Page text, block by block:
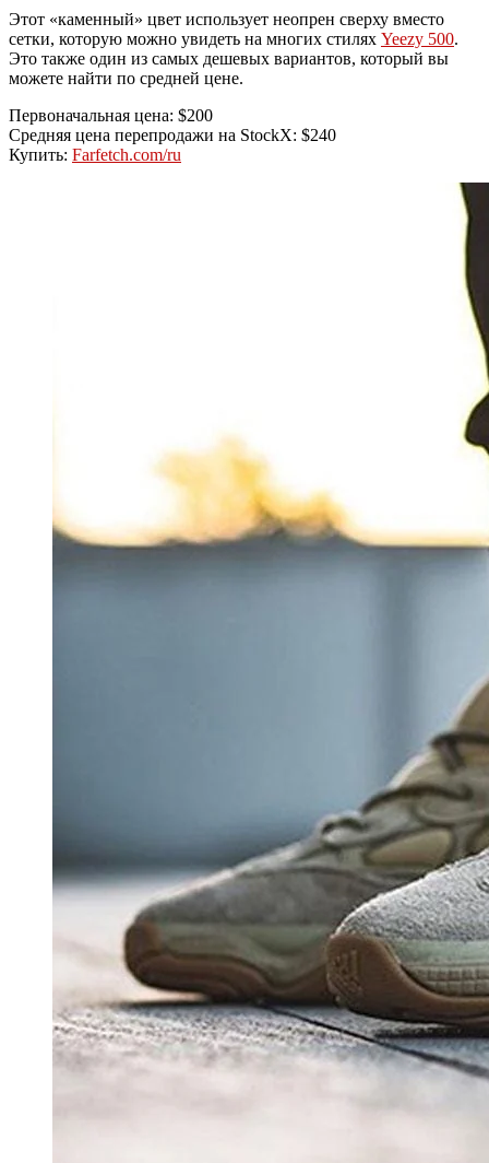
Этот «каменный» цвет использует неопрен сверху вместо
сетки, которую можно увидеть на многих стилях Yeezy 500.
Это также один из самых дешевых вариантов, который вы
можете найти по средней цене.
Первоначальная цена: $200
Средняя цена перепродажи на StockX: $240
Купить: Farfetch.com/ru